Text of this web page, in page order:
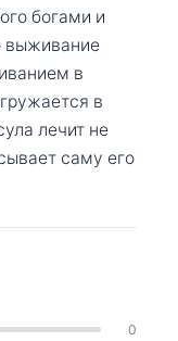
богами и
выживание
в
в
лечит не
саму его
0